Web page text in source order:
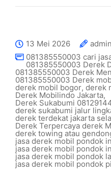
13 Mei 2026
admin
081385550003 cari
081385550003 Derek
081385550003 Derek
081385550003 Derek
derek mobil bogor, derek
Derek Mobilindo Jakarta,
Derek Sukabumi
derek sukabumi jalur
derek terdekat jakarta
Derek Terpercaya derek
derek towing atau
jasa derek mobil pondok
jasa derek mobil pondok
jasa derek mobil pondok
jasa derek mobil pondok